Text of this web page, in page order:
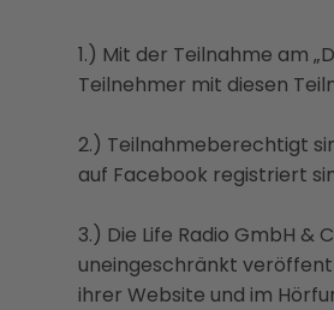
1.) Mit der Teilnahme am
Teilnehmer mit diesen
2.) Teilnahmeberechtigt
auf Facebook registriert
3.) Die Life Radio GmbH
uneingeschränkt
ihrer Website und im